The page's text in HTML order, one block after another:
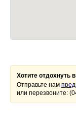
Хотите отдохнуть
Отправьте нам
или перезвоните: